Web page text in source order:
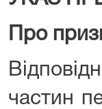
Про
частин